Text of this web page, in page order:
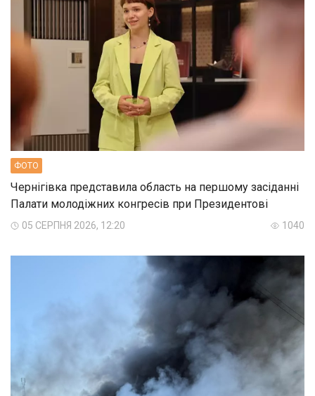
ФОТО
Чернігівка представила область на першому засіданні
Палати молодіжних конгресів при Президентові
05 СЕРПНЯ 2026, 12:20 1040